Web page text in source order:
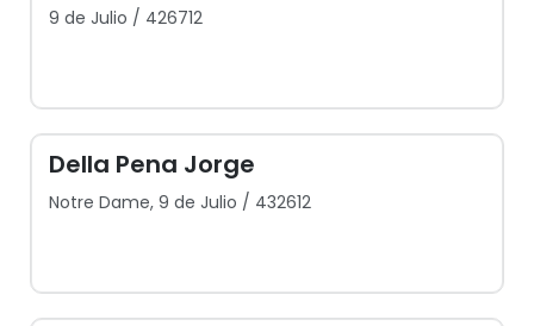
9 de Julio / 426712
Della Pena Jorge
Notre Dame, 9 de Julio / 432612